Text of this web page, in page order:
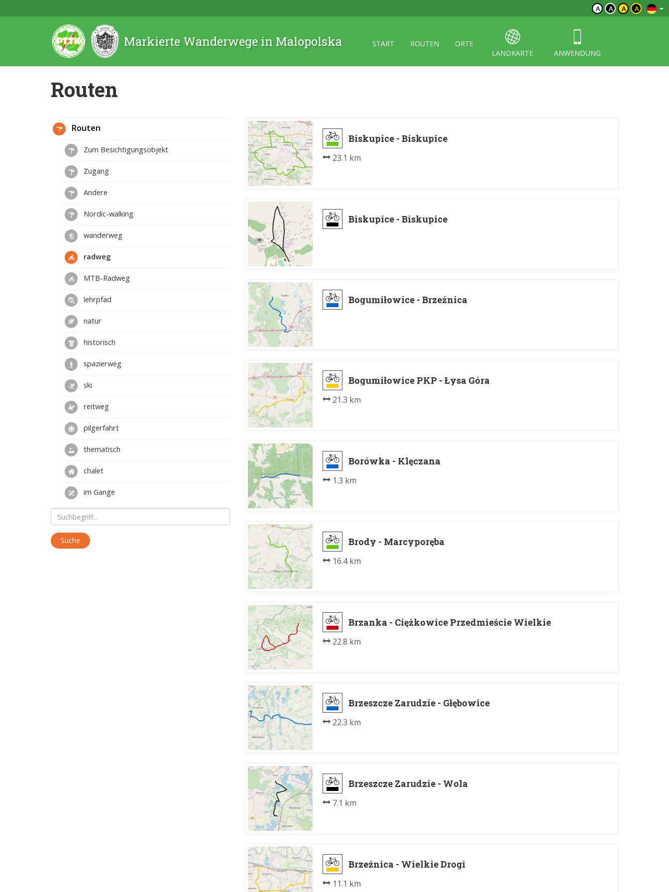
A A A A
Markierte Wanderwege in Malopolska START ROUTEN
ORTE
LANDKARTE
ANWENDUNG
Routen
Biskupice - Biskupice
23.1 km
Biskupice - Biskupice
Bogumiłowice - Brzeźnica
Bogumiłowice PKP - Łysa Góra
21.3 km
Borówka - Klęczana
1.3 km
Brody - Marcyporęba
16.4 km
Brzanka - Ciężkowice Przedmieście Wielkie
22.8 km
Brzeszcze Zarudzie - Głębowice
22.3 km
Brzeszcze Zarudzie - Wola
7.1 km
Brzeźnica - Wielkie Drogi
11.1 km
Routen
Zum Besichtigungsobjekt
Zugang
Andere
Nordic-walking
wanderweg
radweg
MTB-Radweg
lehrpfad
natur
historisch
spazierweg
ski
reitweg
pilgerfahrt
thematisch
chalet
im Gange